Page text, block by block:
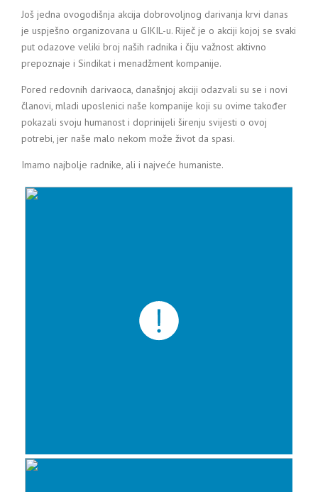
Još jedna ovogodišnja akcija dobrovoljnog darivanja krvi danas
je uspješno organizovana u GIKIL-u. Riječ je o akciji kojoj se svaki
put odazove veliki broj naših radnika i čiju važnost aktivno
prepoznaje i Sindikat i menadžment kompanije.
Pored redovnih darivaoca, današnjoj akciji odazvali su se i novi
članovi, mladi uposlenici naše kompanije koji su ovime također
pokazali svoju humanost i doprinijeli širenju svijesti o ovoj
potrebi, jer naše malo nekom može život da spasi.
Imamo najbolje radnike, ali i najveće humaniste.